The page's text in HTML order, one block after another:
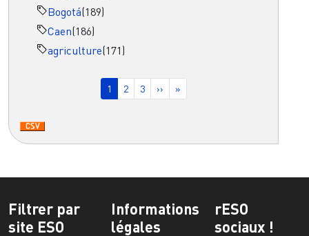
Bogotá(189)
Caen(186)
agriculture(171)
Page courante
1 Page
2 Page
3 Page suivante
›› Dernière page
»
Filtrer par
site ESO
Informations
légales
rESO
sociaux !